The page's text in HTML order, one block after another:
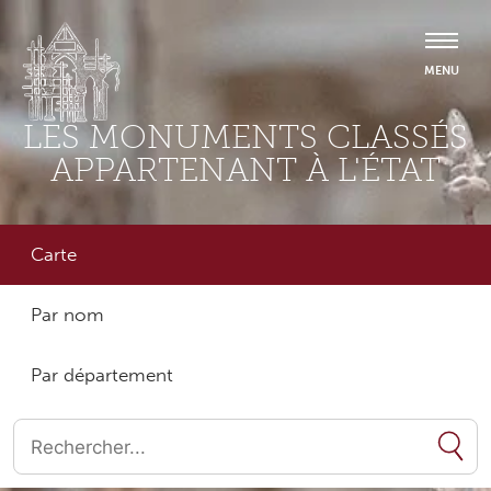
LES MONUMENTS CLASSÉS
APPARTENANT À L'ÉTAT
Carte
Par nom
Par département
Quand les résultats de l'auto-complétion sont disponibles,